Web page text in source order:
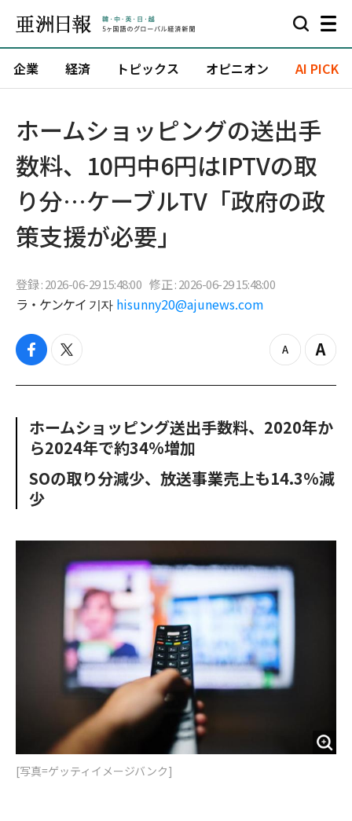
企業 経済 トピックス オピニオン AI PICK
ホームショッピングの送出手
数料、10円中6円はIPTVの取
り分…ケーブルTV「政府の政
策支援が必要」
登録 : 2026-06-29 15:48:00 修正 : 2026-06-29 15:48:00
ラ・ケンケイ 기자 hisunny20@ajunews.com
f
c
o
o
k
t
i
e
r
z
o
u
Z
o
n
ホームショッピング送出手数料、2020年か
ら2024年で約34%増加
SOの取り分減少、放送事業売上も14.3%減
少
[写真=ゲッティイメージバンク]